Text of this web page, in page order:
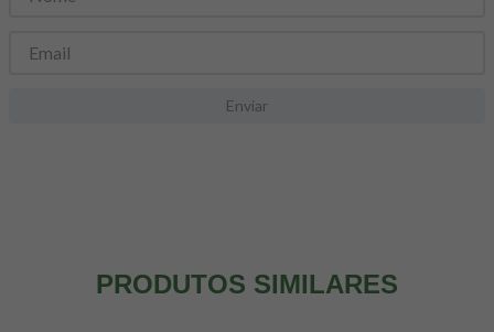
Enviar
PRODUTOS SIMILARES
8º snack proteico mundo verde
9 psyllium